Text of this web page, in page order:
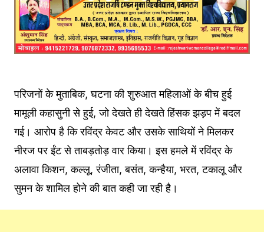
परिजनों के मुताबिक, घटना की शुरुआत महिलाओं के बीच हुई
मामूली कहासुनी से हुई, जो देखते ही देखते हिंसक झड़प में बदल
गई। आरोप है कि रविंद्र केवट और उसके साथियों ने मिलकर
नीरज पर ईंट से ताबड़तोड़ वार किया। इस हमले में रविंद्र के
अलावा किशन, कल्लू, रंजीता, बसंत, कन्हैया, भरत, टकालू और
सुमन के शामिल होने की बात कही जा रही है।